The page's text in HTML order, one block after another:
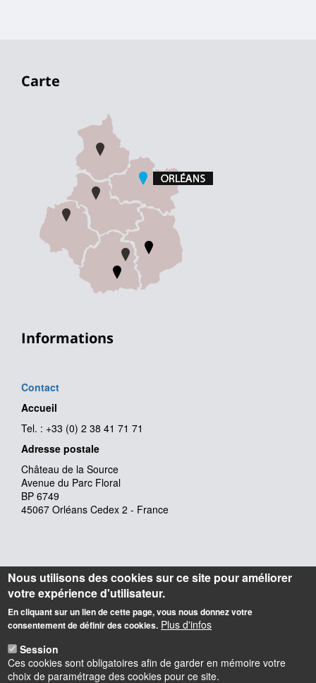
Carte
Informations
Contact
Accueil
Tel. : +33 (0) 2 38 41 71 71
Adresse postale
Château de la Source
Avenue du Parc Floral
BP 6749
45067 Orléans Cedex 2 - France
Nous utilisons des cookies sur ce site pour améliorer
votre expérience d'utilisateur.
En cliquant sur un lien de cette page, vous nous donnez votre
consentement de définir des cookies. Plus d'infos
Session
Ces cookies sont obligatoires afin de garder en mémoire votre
choix de paramétrage des cookies pour ce site.